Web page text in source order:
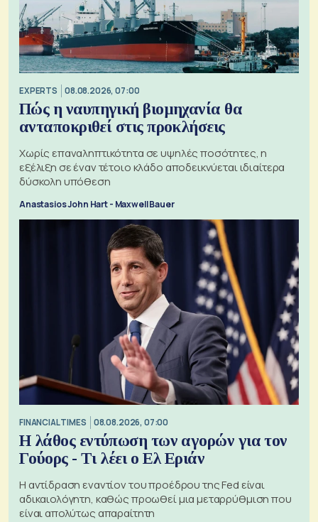
EXPERTS 08.08.2026, 07:00
Πώς η ναυπηγική βιομηχανία θα
ανταποκριθεί στις προκλήσεις
Χωρίς επαναληπτικότητα σε υψηλές ποσότητες, η
εξέλιξη σε έναν τέτοιο κλάδο αποδεικνύεται ιδιαίτερα
δύσκολη υπόθεση
Anastasios John Hart - Maxwell Bauer
FINANCIAL TIMES 08.08.2026, 07:00
Η λάθος εντύπωση των αγορών για τον
Γούορς - Τι λέει ο Ελ Εριάν
Η αντίδραση εναντίον του προέδρου της Fed είναι
αδικαιολόγητη, καθώς προωθεί μια μεταρρύθμιση που
είναι απολύτως απαραίτητη